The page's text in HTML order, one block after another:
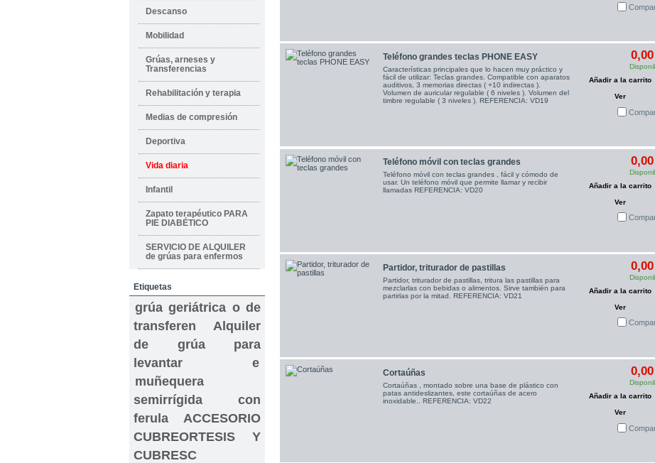
Descanso
Mobilidad
Grúas, arneses y
Transferencias
Rehabilitación y terapia
Medias de compresión
Deportiva
Vida diaria
Infantil
Zapato terapéutico PARA
PIE DIABÉTICO
SERVICIO DE ALQUILER
de grúas para enfermos
Etiquetas
grúa geriátrica o de
transferen
Alquiler
de grúa para
levantar e
muñequera
semirrígida con
ferula
ACCESORIO
CUBREORTESIS Y
CUBRESC
Teléfono grandes teclas PHONE EASY
Características principales que lo hacen muy práctico y
fácil de utilizar: Teclas grandes. Compatible con aparatos
auditivos, 3 memorias directas ( +10 indirectas ).
Volumen de auricular regulable ( 6 niveles ). Volumen del
timbre regulable ( 3 niveles ). REFERENCIA: VD19
Añadir a la carrito
Ver
Teléfono móvil con teclas grandes
Teléfono móvil con teclas grandes , fácil y cómodo de
usar. Un teléfono móvil que permite llamar y recibir
llamadas REFERENCIA: VD20
Añadir a la carrito
Ver
Partidor, triturador de pastillas
Partidor, triturador de pastillas, tritura las pastillas para
mezclarlas con bebidas o alimentos. Sirve también para
partirlas por la mitad. REFERENCIA: VD21
Añadir a la carrito
Ver
Cortaúñas
Cortaúñas , montado sobre una base de plástico con
patas antideslizantes, este cortaúñas de acero
inoxidable.. REFERENCIA: VD22
Añadir a la carrito
Ver